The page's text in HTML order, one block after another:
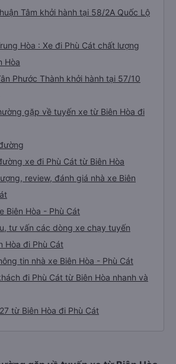
Tâm khởi hành tại 58/2A Quốc Lộ
Hòa : Xe đi Phù Cát chất lượng
Hòa
Phước Thành khởi hành tại 57/10
gặp về tuyến xe từ Biên Hòa đi
xe đi Phù Cát từ Biên Hòa
review, đánh giá nhà xe Biên
Biên Hòa - Phù Cát
tư vấn các dòng xe chạy tuyến
Hòa đi Phù Cát
tin nhà xe Biên Hòa - Phù Cát
đi Phù Cát từ Biên Hòa nhanh và
từ Biên Hòa đi Phù Cát